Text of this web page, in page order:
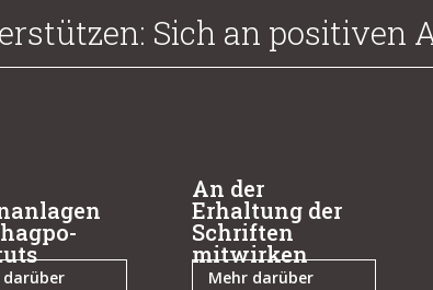
Sich an positiven
darüber
An der
Erhaltung der
Schriften
mitwirken
Mehr darüber